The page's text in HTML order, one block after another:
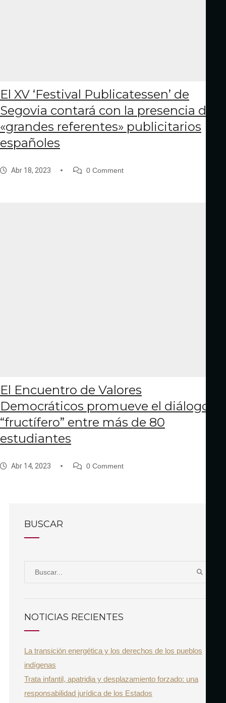
El XV ‘Festival Publicatessen’ de
Segovia contará con la presencia de
«grandes referentes» publicitarios
españoles
Abr 18, 2023 0 Comment
El Encuentro de Valores
Democráticos promueve el diálogo
“fructífero” entre más de 80
estudiantes
Abr 14, 2023 0 Comment
BUSCAR
f
o
r
:
B
NOTICIAS RECIENTES
La transición energética y los derechos de los pueblos
indígenas
Trata infantil, apatridia y desplazamiento forzado: una
responsabilidad jurídica de los Estados